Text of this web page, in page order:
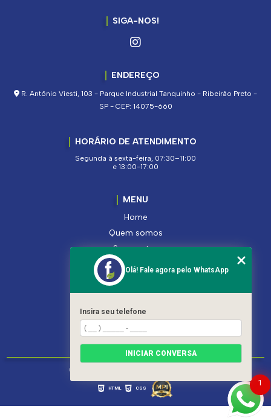
SIGA-NOS!
ENDEREÇO
R. Antônio Viesti, 103 - Parque Industrial Tanquinho - Ribeirão Preto -
SP - CEP: 14075-660
HORÁRIO DE ATENDIMENTO
Segunda à sexta-feira, 07:30–11:00
e 13:00-17:00
MENU
Home
Quem somos
Segmentos
Serviços
Produtos
Contato
Categorias
Mapa do site
Copyright © Ferroleto. (Lei 9610 de 19/02/1998)
HTML CSS
1
Olá! Fale agora pelo WhatsApp
Insira seu telefone
INICIAR CONVERSA